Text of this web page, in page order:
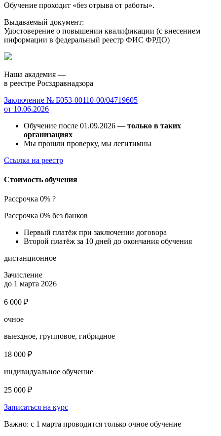
Обучение проходит «без отрыва от работы».
Выдаваемый документ:
Удостоверение о повышении квалификации (с внесением
информации в федеральный реестр ФИС ФРДО)
Наша академия —
в реестре Росздравнадзора
Заключение № Б053-00110-00/04719605
от 10.06.2026
Обучение после 01.09.2026 — только в таких
организациях
Мы прошли проверку, мы легитимны
Ссылка на реестр
Стоимость обучения
Рассрочка 0% ?
Рассрочка 0% без банков
Первый платёж при заключении договора
Второй платёж за 10 дней до окончания обучения
дистанционное
Зачисление
до 1 марта 2026
6 000 ₽
очное
выездное, групповое, гибридное
18 000 ₽
индивидуальное обучение
25 000 ₽
Записаться на курс
Важно: с 1 марта проводится только очное обучение